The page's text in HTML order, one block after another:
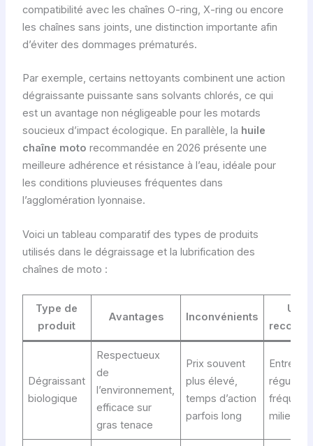
compatibilité avec les chaînes O-ring, X-ring ou encore
les chaînes sans joints, une distinction importante afin
d’éviter des dommages prématurés.
Par exemple, certains nettoyants combinent une action
dégraissante puissante sans solvants chlorés, ce qui
est un avantage non négligeable pour les motards
soucieux d’impact écologique. En parallèle, la huile
chaîne moto recommandée en 2026 présente une
meilleure adhérence et résistance à l’eau, idéale pour
les conditions pluvieuses fréquentes dans
l’agglomération lyonnaise.
Voici un tableau comparatif des types de produits
utilisés dans le dégraissage et la lubrification des
chaînes de moto :
Type de
produit
Avantages Inconvénients
Dégraissant
biologique
Respectueux
de
l’environnement,
efficace sur
gras tenace
Prix souvent
plus élevé,
temps d’action
parfois long
Entretien
régulier
milieu